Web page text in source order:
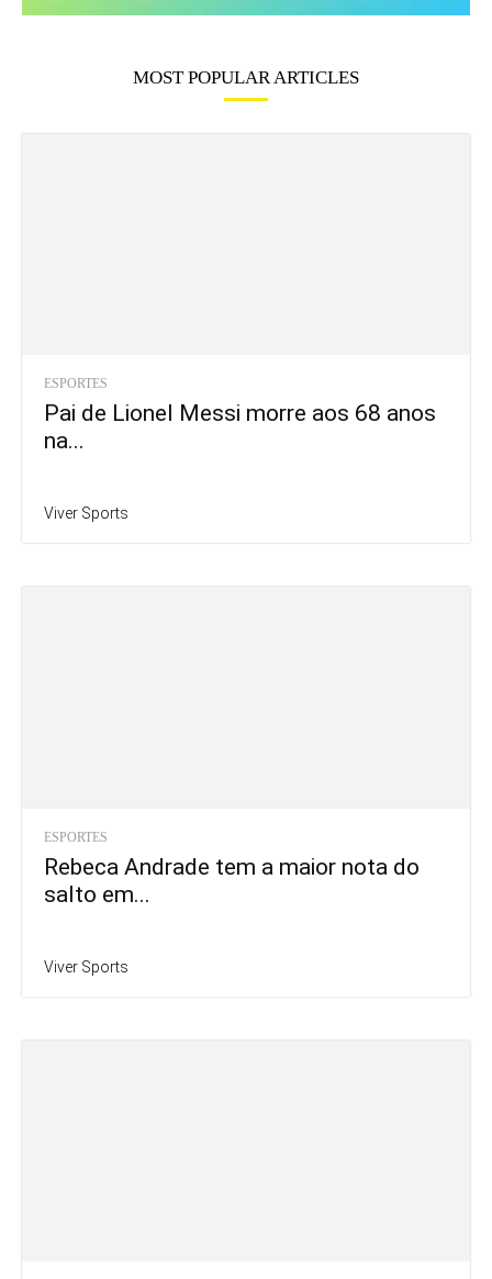
MOST POPULAR ARTICLES
ESPORTES
Pai de Lionel Messi morre aos 68 anos
na...
Viver Sports
ESPORTES
Rebeca Andrade tem a maior nota do
salto em...
Viver Sports